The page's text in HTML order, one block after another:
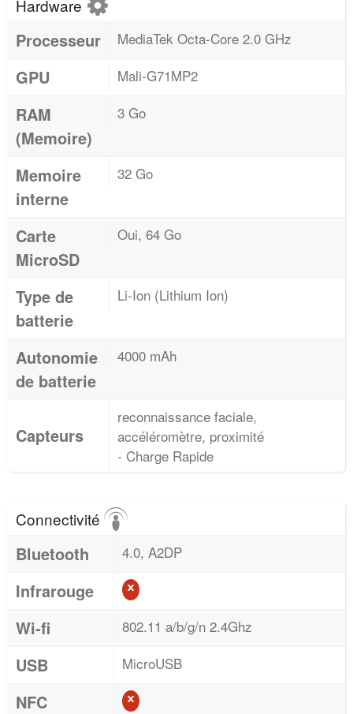
Hardware
Processeur MediaTek Octa-Core 2.0 GHz
GPU Mali-G71MP2
RAM
(Memoire)
3 Go
Memoire
interne
32 Go
Carte
MicroSD
Oui, 64 Go
Type de
batterie
Li-Ion (Lithium Ion)
Autonomie
de batterie
4000 mAh
Capteurs
reconnaissance faciale,
accéléromètre, proximité
- Charge Rapide
Connectivité
Bluetooth 4.0, A2DP
Infrarouge
Wi-fi
802.11 a/b/g/n 2.4Ghz
USB MicroUSB
NFC